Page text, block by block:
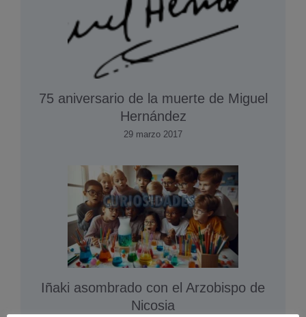
75 aniversario de la muerte de Miguel
Hernández
29 marzo 2017
Iñaki asombrado con el Arzobispo de
Nicosia